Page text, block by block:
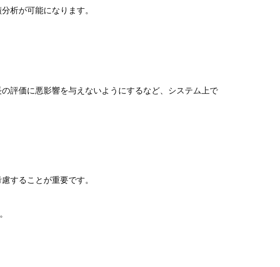
析が可能になります。
評価に悪影響を与えないようにするなど、システム上で
することが重要です。